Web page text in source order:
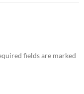
fields are marked